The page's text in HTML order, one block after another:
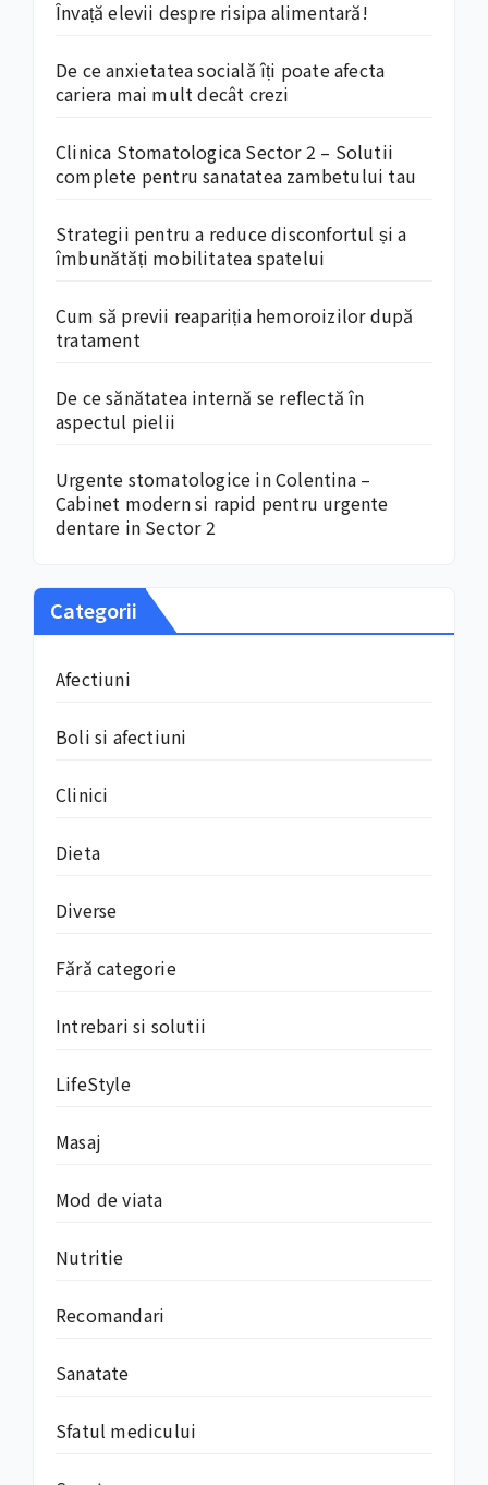
Învață elevii despre risipa alimentară!
De ce anxietatea socială îți poate afecta
cariera mai mult decât crezi
Clinica Stomatologica Sector 2 – Solutii
complete pentru sanatatea zambetului tau
Strategii pentru a reduce disconfortul și a
îmbunătăți mobilitatea spatelui
Cum să previi reapariția hemoroizilor după
tratament
De ce sănătatea internă se reflectă în
aspectul pielii
Urgente stomatologice in Colentina –
Cabinet modern si rapid pentru urgente
dentare in Sector 2
Categorii
Afectiuni
Boli si afectiuni
Clinici
Dieta
Diverse
Fără categorie
Intrebari si solutii
LifeStyle
Masaj
Mod de viata
Nutritie
Recomandari
Sanatate
Sfatul medicului